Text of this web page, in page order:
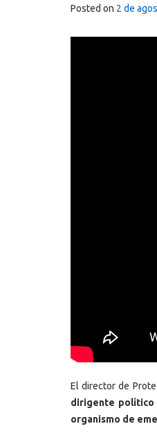
Posted on 2 de
El director de
dirigente político
organismo de